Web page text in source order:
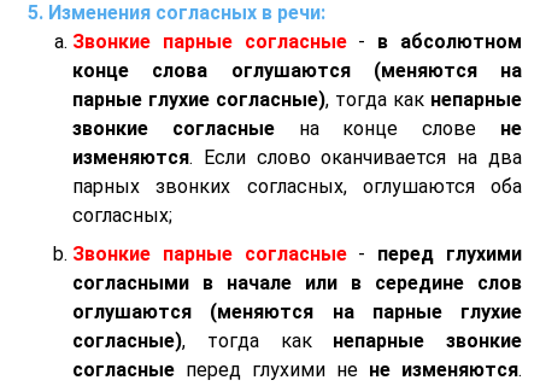
Изменения согласных в речи:
Звонкие парные согласные- в абсолютном
конце слова оглушаются (меняются на
парные глухие согласные), тогда как непарные
звонкие согласныена конце слове не
изменяются. Если слово оканчивается на два
парных звонких согласных, оглушаются оба
согласных;
Звонкие парные согласные- перед глухими
согласными в начале или в середине слов
оглушаются (меняются на парные глухие
согласные), тогда как непарные звонкие
согласные перед глухими не не изменяются.